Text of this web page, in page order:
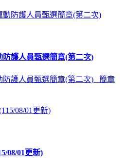
防護人員甄選簡章(第二次)
防護人員甄選簡章(第二次) 簡章
08/01更新)